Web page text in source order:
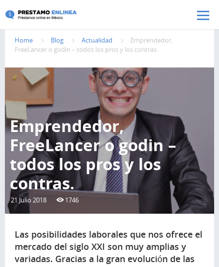
Pasar al contenido principal
Home Blog Actualidad
Emprendedor,
FreeLancer o godin – todos los pros y los contras.
Emprendedor,
FreeLancer o godin –
todos los pros y los
contras.
21 Julio 2018 1746
Las posibilidades laborales que nos ofrece el
mercado del siglo XXI son muy amplias y
variadas. Gracias a la gran evolución de las